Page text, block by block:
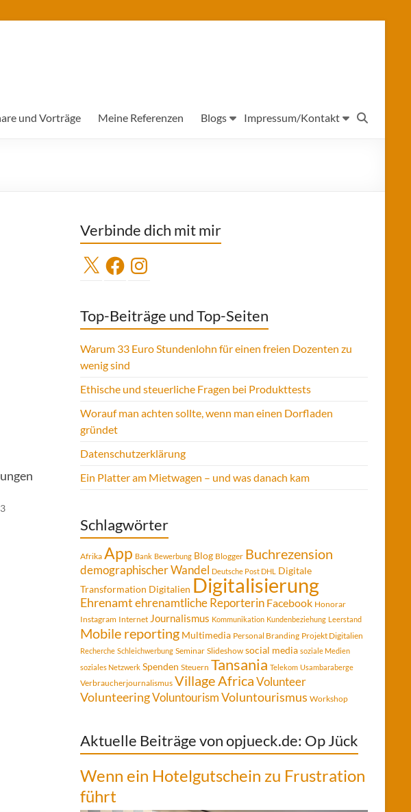
und Vorträge Meine Referenzen Blogs Impressum/Kontakt
Verbinde dich mit mir
X FacebookInstagram
Top-Beiträge und Top-Seiten
Warum 33 Euro Stundenlohn für einen freien Dozenten zu
wenig sind
Ethische und steuerliche Fragen bei Produkttests
Worauf man achten sollte, wenn man einen Dorfladen
gründet
Datenschutzerklärung
Ein Platter am Mietwagen – und was danach kam
Schlagwörter
Afrika App Bank Bewerbung Blog Blogger Buchrezension
demographischer Wandel Deutsche Post DHL
Digitale
Transformation Digitalien Digitalisierung
Ehrenamtehrenamtliche Reporterin Facebook Honorar
Instagram Internet Journalismus Kommunikation Kundenbeziehung Leerstand
Mobile reporting Multimedia Personal Branding Projekt Digitalien
Recherche Schleichwerbung Seminar Slideshow social media soziale Medien
soziales Netzwerk Spenden Steuern Tansania Telekom Usambaraberge
Verbraucherjournalismus Village AfricaVolunteer
VolunteeringVoluntourismVoluntourismus Workshop
Aktuelle Beiträge von opjueck.de: Op Jück
Wenn ein Hotelgutschein zu Frustration
führt